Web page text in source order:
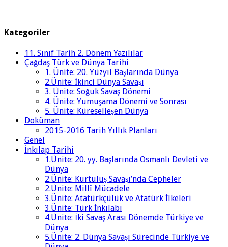
Kategoriler
11. Sınıf Tarih 2. Dönem Yazılılar
Çağdaş Türk ve Dünya Tarihi
1. Ünite: 20. Yüzyıl Başlarında Dünya
2.Ünite: İkinci Dünya Savaşı
3. Ünite: Soğuk Savaş Dönemi
4. Ünite: Yumuşama Dönemi ve Sonrası
5. Ünite: Küreselleşen Dünya
Doküman
2015-2016 Tarih Yıllık Planları
Genel
İnkılap Tarihi
1.Ünite: 20. yy. Başlarında Osmanlı Devleti ve
Dünya
2.Ünite: Kurtuluş Savaşı’nda Cepheler
2.Ünite: Millî Mücadele
3.Ünite: Atatürkçülük ve Atatürk İlkeleri
3.Ünite: Türk İnkılabı
4.Ünite: İki Savaş Arası Dönemde Türkiye ve
Dünya
5.Ünite: 2. Dünya Savaşı Sürecinde Türkiye ve